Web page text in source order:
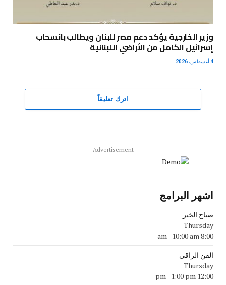
وزير الخارجية يؤكد دعم مصر للبنان ويطالب بانسحاب
إسرائيل الكامل من الأراضي اللبنانية
4 أغسطس، 2026
اترك تعليقاً
Advertisement
اشهر البرامج
صباح الخير
Thursday
8:00 am
- 10:00 am
الفن الراقي
Thursday
12:00 pm
- 1:00 pm